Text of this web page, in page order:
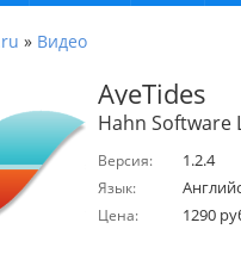
» Видео
AyeTides
Hahn Software
Версия: 1.2.4
Язык:
Цена: 1290